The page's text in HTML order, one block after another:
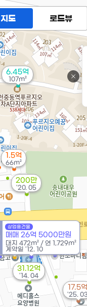
6.45억
107m²
17.5억
'25.
1.5억
66m²
22억
'22. 01
200만
'20. 05
16.5억
31.12억
'14. 04
상업용건물
매매 26억 5000만원
대지 472m² / 연 1,729m²
계약일 '12. 10
지도 로드뷰